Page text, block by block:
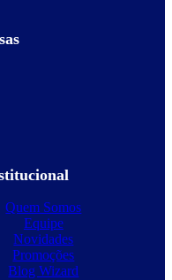
Quem Somos
Equipe
Novidades
Promoções
Blog Wizard